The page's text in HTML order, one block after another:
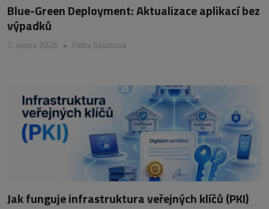
Blue-Green Deployment: Aktualizace aplikací bez
výpadků
7. srpna 2026 • Petra Sasínová
Jak funguje infrastruktura veřejných klíčů (PKI)